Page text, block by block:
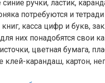
ручки, ластик,
потребуются и
касса цифр и букв,
них понадобятся свои
цветная бумага,
карандаш, картон,